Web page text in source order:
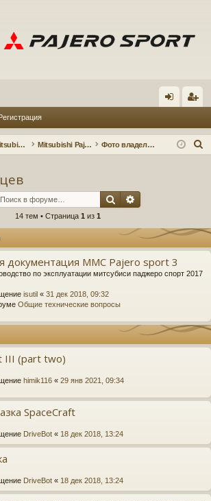
д ис
Клуб Mitsubishi Pajero Sport 3 Mitsubishi Pajero Sport 3 Фото владельцев
Поиск
14 тем • Страница 1 из 1
документация MMC Pajero sport 3
по эксплуатации митсубиси паджеро спорт 2017
isutil « 31 дек 2018, 09:32
Общие технические вопросы
III (part two)
himik116 « 29 янв 2021, 09:34
SpaceCraft
DriveBot « 18 дек 2018, 13:24
DriveBot « 18 дек 2018, 13:24